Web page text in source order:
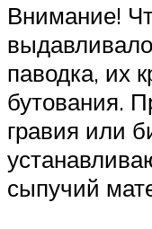
Внимание!
паводка, их
бутования.
гравия или
сыпучий